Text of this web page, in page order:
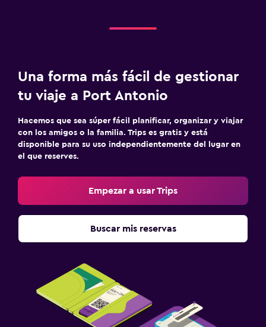
Una forma más fácil de gestionar
tu viaje a Port Antonio
Hacemos que sea súper fácil planificar, organizar y viajar
con los amigos o la familia. Trips es gratis y está
disponible para su uso independientemente del lugar en
el que reserves.
Empezar a usar Trips
Buscar mis reservas